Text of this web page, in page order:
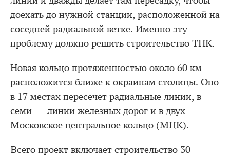
доехать до нужной станции, расположенной на
соседней радиальной ветке. Именно эту
проблему должно решить строительство ТПК.
Новая кольцо протяженностью около 60 км
расположится ближе к окраинам столицы. Оно
в 17 местах пересечет радиальные линии, в
семи — линии железных дорог и в двух —
Московское центральное кольцо (МЦК).
Всего проект включает строительство 30